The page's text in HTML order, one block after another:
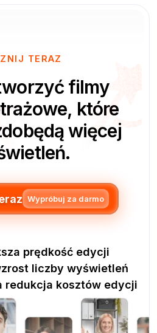
TERAZ
filmy
które
więcej
Wypróbuj za darmo
prędkość edycji
liczby wyświetleń
redukcja kosztów edycji